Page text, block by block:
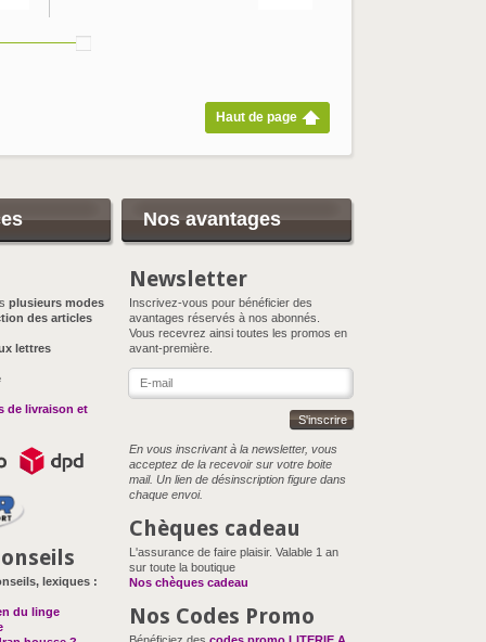
Haut de page
plusieurs modes
des articles
lettres
de livraison et
lexiques :
du linge
Nos avantages
Newsletter
Inscrivez-vous pour bénéficier des
avantages réservés à nos abonnés.
Vous recevrez ainsi toutes les promos en
avant-première.
S'inscrire
En vous inscrivant à la newsletter, vous
acceptez de la recevoir sur votre boite
mail. Un lien de désinscription figure dans
chaque envoi.
Chèques cadeau
L'assurance de faire plaisir. Valable 1 an
sur toute la boutique
Nos chèques cadeau
Nos Codes Promo